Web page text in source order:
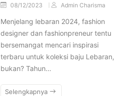
08/12/2023 Admin Charisma
Menjelang lebaran 2024, fashion
designer dan fashionpreneur tentu
bersemangat mencari inspirasi
terbaru untuk koleksi baju Lebaran,
bukan? Tahun…
Selengkapnya